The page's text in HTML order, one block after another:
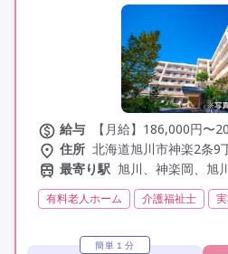
給与
【月給】186,000円〜
住所 北海道旭川市神楽2条9
最寄り駅 旭川、神楽岡、旭
有料老人ホーム 介護福祉士
残業月20時間以内
残業ほぼなし
簡単１分